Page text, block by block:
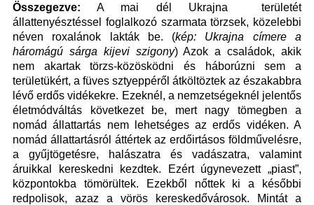
Összegezve: A mai dél Ukrajna
területét
állattenyésztéssel foglalkozó szarmata törzsek, közelebbi
néven roxalánok lakták be. (kép: Ukrajna címerea
háromágú sárga kijevi szigony)Azok a családok, akik
nem akartak törzs-közösködni és háborúzni sem a
területükért, a füves sztyeppéről átköltöztek az északabbra
lévő erdős vidékekre. Ezeknél, a nemzetségeknél jelentős
életmódváltás következet be, mert nagy tömegben a
nomád állattartás nem lehetséges az erdős vidéken. A
nomád állattartásról áttértek az erdőirtásos földművelésre,
a gyűjtögetésre, halászatra és vadászatra, valamint
áruikkal kereskedni kezdtek. Ezért úgynevezett „piast”,
központokba tömörültek. Ezekből nőttek ki a későbbi
redpolisok, azaz a vörös kereskedővárosok. Mintát a